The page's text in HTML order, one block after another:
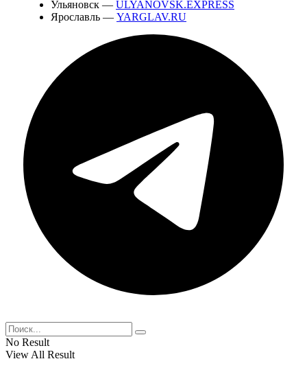
Ульяновск — ULYANOVSK.EXPRESS
Ярославль — YARGLAV.RU
No Result
View All Result